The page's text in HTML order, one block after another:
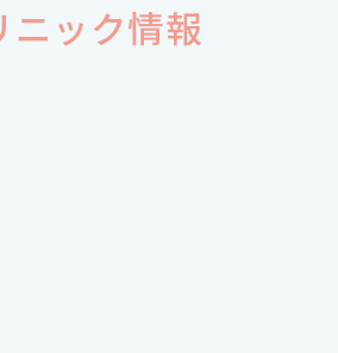
ニック情報